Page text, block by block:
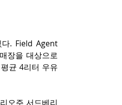
. Field Agent
장을 대상으로
균 4리터 우유
오주 서드베리